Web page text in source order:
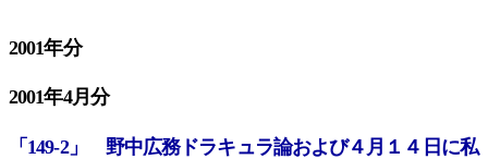
2001年分
2001年4月分
「149-2」 野中広務ドラキュラ論および４月１４日に私